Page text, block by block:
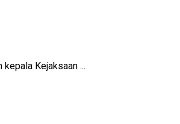
Kejaksaan ...